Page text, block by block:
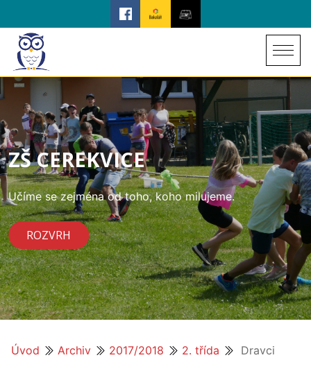
ZŠ CEREKVICE
Učíme se zejména od toho, koho milujeme.
ROZVRH
Úvod Archiv 2017/2018 2. třída Dravci